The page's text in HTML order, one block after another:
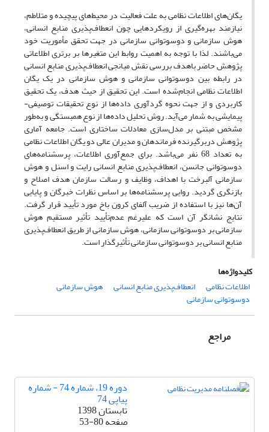
یگان‌های اطلاعات نظامی به علت فعالیت در محیط‌های پیچیده و متلاطم،
نیازمند بهره‌گیری از رویکردهایی چون انعطاف‌پذیری منابع انسانی،
هوش سازمانی و دوسوتوانی سازمانی در جهت تحقق مأموریت خود
می‌باشند. لذا با توجه به اهمیت روابط این متغیرها بر برتری اطلاعاتی
پژوهش حاضر باهدف بررسی نقش میانجی انعطاف‌پذیری منابع انسانی
در رابطه بین دوسوتوانی سازمانی و هوش سازمانی در یک یگان
اطلاعات نظامی انجام‌شده است. این تحقیق از حیث هدف، یک تحقیق
کاربردی و از جهت نحوه گردآوری داده‌ها از نوع تحقیقات توصیفی-
پیمایشی به شمار می‌آید. روش تحلیل داده‌ها از نوع همبستگی و به‌طور
مشخص مبتنی بر مدل‌سازی معادلات ساختاری است. جامعه آماری
پژوهش دربرگیرنده فرماندهان و مدیران عالی دو یگان‌ اطلاعات نظامی
به تعداد 68 نفر می‌باشد. برای جمع‌آوری اطلاعات، پرسشنامه‌های
دوسوتوانی جانسن، انعطاف‌پذیری منابع انسانی رایت و اسنل و هوش
سازمانی آلبرخت با اهداف، وظایف و رسالت سازمان هدف اصلاح و
بازنگری گردید. روایی پرسشنامه‌ها بر اساس نظرات خبرگان و پایایی
آن‌ها نیز با استفاده از ضریب آلفای کرون باخ مورد تأیید قرار گرفت.
نتایج نشانگر آن است که علیرغم عدم‌تأیید تأثیر مستقیم هوش
سازمانی بر دوسوتوانی سازمانی، هوش سازمانی از طریق انعطاف‌پذیری
منابع انسانی بر دوسوتوانی سازمانی تأثیرگذار است.
کلیدواژه‌ها
اطلاعات نظامی
انعطاف‌پذیری منابع انسانی هوش سازمانی
دوسوتوانی سازمانی
مراجع
دوره 19، شماره 74 - شماره
پیاپی 74
تابستان 1398
صفحه53-80